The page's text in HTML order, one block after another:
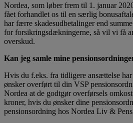
Nordea, som løber frem til 1. januar
fået forhandlet os til en særlig
har færre skadesudbetalinger end
for forsikringsdækningerne, så vil vi få
overskud.
Kan jeg samle mine
Hvis du f.eks. fra tidligere ansættelse
ønsker overført til din VSP
Nordea at de godtgør overførsels
kroner, hvis du ønsker dine
pensionsordning hos Nordea Liv &